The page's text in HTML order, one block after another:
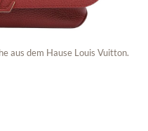
aus dem Hause Louis Vuitton.